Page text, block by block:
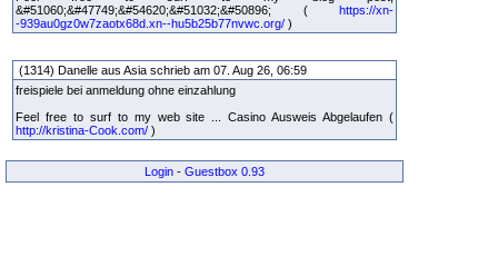
&#51060;&#47749;&#54620;&#51032;&#50896; ( https://xn-
-939au0gz0w7zaotx68d.xn--hu5b25b77nvwc.org/ )
(1314) Danelle aus Asia schrieb am 07. Aug 26, 06:59
freispiele bei anmeldung ohne einzahlung
Feel free to surf to my web site ... Casino Ausweis Abgelaufen (
http://kristina-Cook.com/ )
Login - Guestbox 0.93